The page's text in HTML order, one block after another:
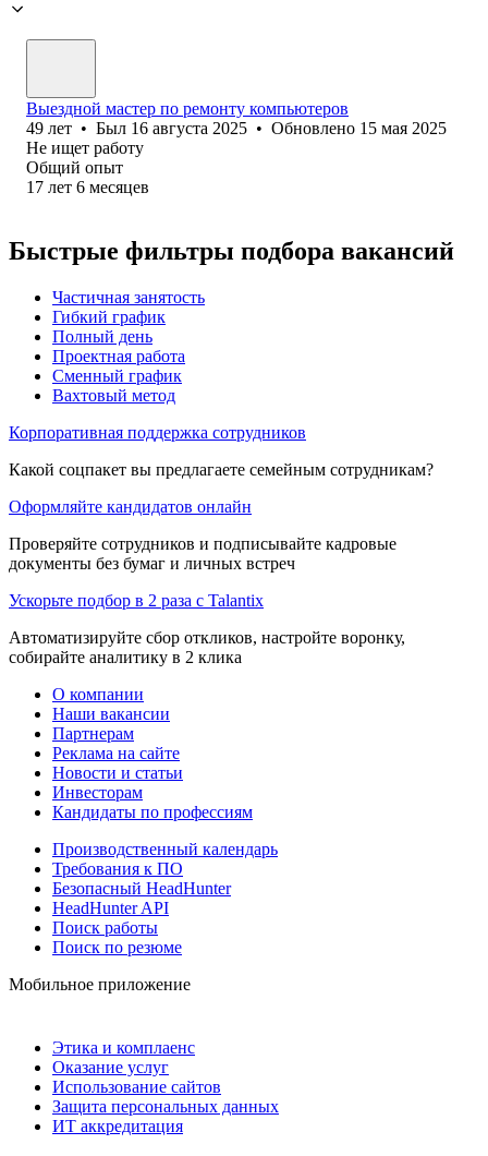
Выездной мастер по ремонту компьютеров
49 лет • Был 16 августа 2025 • Обновлено 15 мая 2025
Не ищет работу
Общий опыт
17 лет 6 месяцев
Быстрые фильтры подбора вакансий
Частичная занятость
Гибкий график
Полный день
Проектная работа
Сменный график
Вахтовый метод
Корпоративная поддержка сотрудников
Какой соцпакет вы предлагаете семейным сотрудникам?
Оформляйте кандидатов онлайн
Проверяйте сотрудников и подписывайте кадровые
документы без бумаг и личных встреч
Ускорьте подбор в 2 раза с Talantix
Автоматизируйте сбор откликов, настройте воронку,
собирайте аналитику в 2 клика
О компании
Наши вакансии
Партнерам
Реклама на сайте
Новости и статьи
Инвесторам
Кандидаты по профессиям
Производственный календарь
Требования к ПО
Безопасный HeadHunter
HeadHunter API
Поиск работы
Поиск по резюме
Мобильное приложение
Этика и комплаенс
Оказание услуг
Использование сайтов
Защита персональных данных
ИТ аккредитация